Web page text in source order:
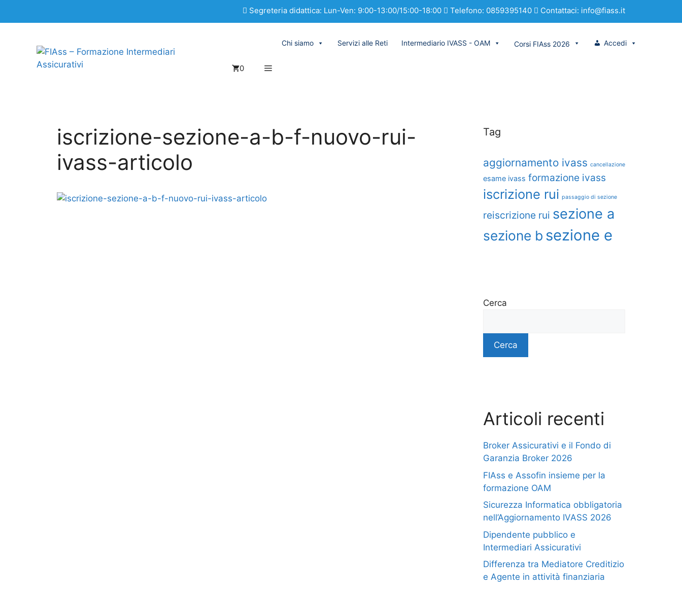
Segreteria didattica: Lun-Ven: 9:00-13:00/15:00-18:00 Telefono: 0859395140 Contattaci: info@fiass.it
Chi siamo Servizi alle Reti Intermediario IVASS - OAM Corsi FIAss 2026 Accedi
0
iscrizione-sezione-a-b-f-nuovo-rui-
ivass-articolo
Tag
aggiornamento ivass cancellazione
esame ivass formazione ivass
iscrizione rui passaggio di sezione
reiscrizione rui sezione a
sezione b sezione e
Cerca
Cerca
Articoli recenti
Broker Assicurativi e il Fondo di
Garanzia Broker 2026
FIAss e Assofin insieme per la
formazione OAM
Sicurezza Informatica obbligatoria
nell’Aggiornamento IVASS 2026
Dipendente pubblico e
Intermediari Assicurativi
Differenza tra Mediatore Creditizio
e Agente in attività finanziaria